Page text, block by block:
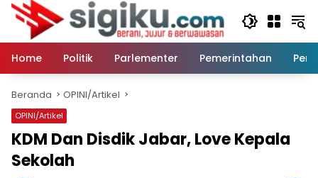
Langsung
konten
Home
Politik Parlementer Pemerintahan
Beranda OPINI/Artikel
OPINI/Artikel
KDM Dan Disdik Jabar, Love Kepala
Sekolah